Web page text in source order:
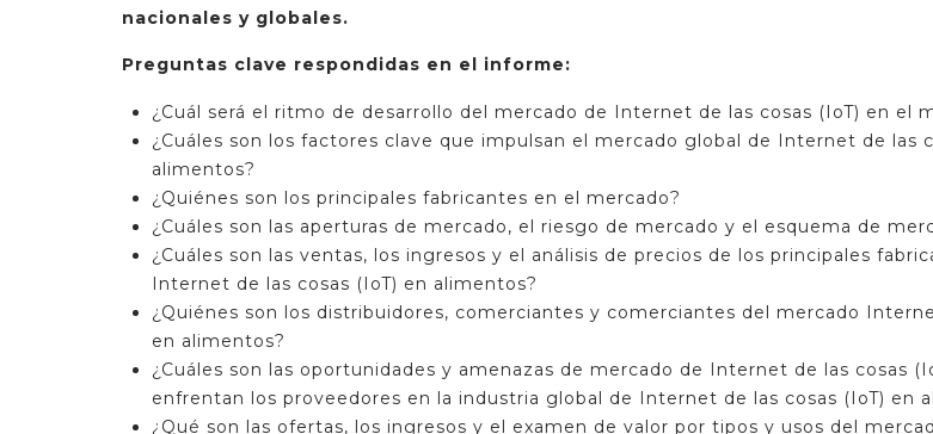
nacionales y globales.
Preguntas clave respondidas en el informe:
¿Cuál será el ritmo de desarrollo del mercado de Internet de las cosas (IoT) en el
¿Cuáles son los factores clave que impulsan el mercado global de Internet de las
alimentos?
¿Quiénes son los principales fabricantes en el mercado?
¿Cuáles son las aperturas de mercado, el riesgo de mercado y el esquema de
¿Cuáles son las ventas, los ingresos y el análisis de precios de los principales
Internet de las cosas (IoT) en alimentos?
¿Quiénes son los distribuidores, comerciantes y comerciantes del mercado
en alimentos?
¿Cuáles son las oportunidades y amenazas de mercado de Internet de las cosas
enfrentan los proveedores en la industria global de Internet de las cosas (IoT) en
¿Qué son las ofertas, los ingresos y el examen de valor por tipos y usos del